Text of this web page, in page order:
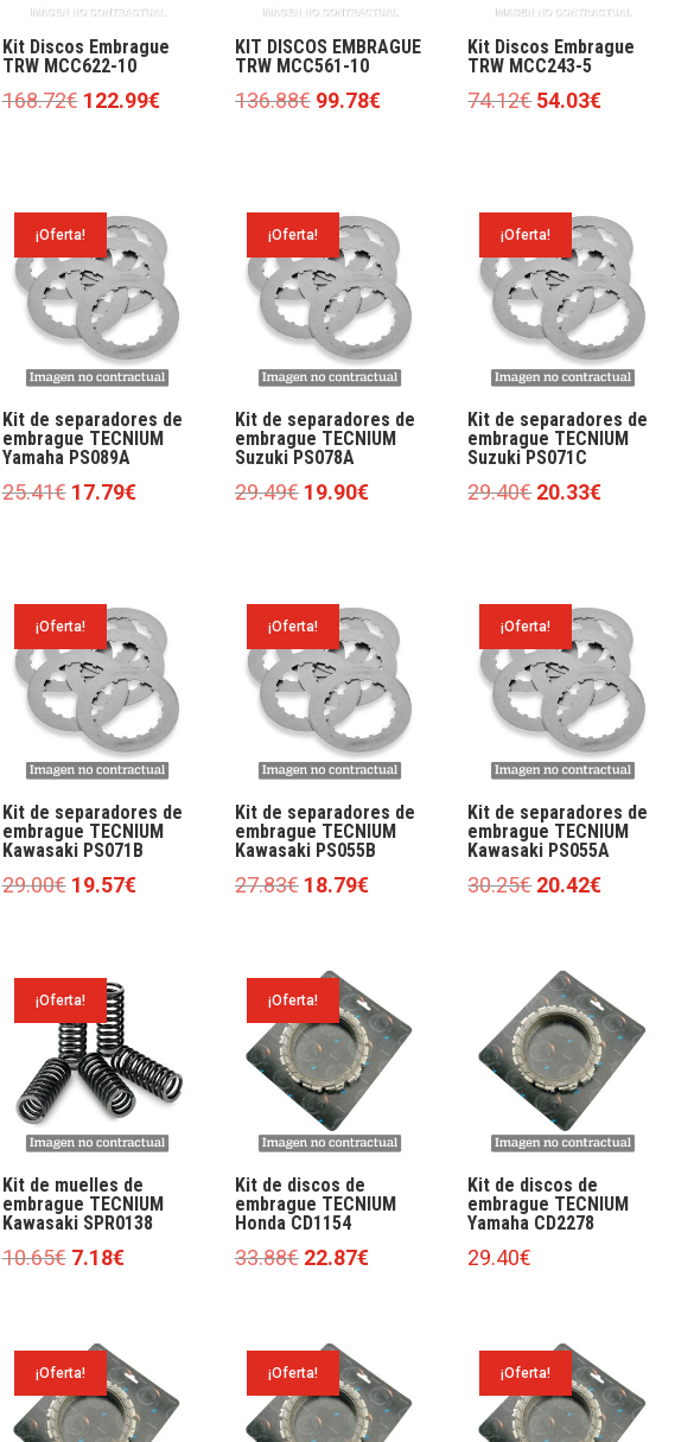
Kit Discos Embrague
TRW MCC622-10
168.72€ El
168.72€.
122.99€El
122.99€.
KIT DISCOS EMBRAGUE
TRW MCC561-10
136.88€ El
136.88€.
99.78€El
99.78€.
Kit Discos Embrague
TRW MCC243-5
74.12€ El
74.12€.
54.03€El
54.03€.
¡Oferta!
Kit de separadores de
embrague TECNIUM
Yamaha PS089A
25.41€ El
25.41€.
17.79€El
17.79€.
¡Oferta!
Kit de separadores de
embrague TECNIUM
Suzuki PS078A
29.49€ El
29.49€.
19.90€El
19.90€.
¡Oferta!
Kit de separadores de
embrague TECNIUM
Suzuki PS071C
29.40€ El
29.40€.
20.33€El
20.33€.
¡Oferta!
Kit de separadores de
embrague TECNIUM
Kawasaki PS071B
29.00€ El
era:
29.00€.
19.57€El
¡Oferta!
Kit de separadores de
embrague TECNIUM
Kawasaki PS055B
27.83€ El
era:
27.83€.
18.79€El
18.79€.
¡Oferta!
Kit de separadores de
embrague TECNIUM
Kawasaki PS055A
30.25€ El
era:
30.25€.
20.42€El
20.42€.
¡Oferta!
Kit de muelles de
embrague TECNIUM
Kawasaki SPR0138
10.65€ El
era:
10.65€.
7.18€El
7.18€.
¡Oferta!
Kit de discos de
embrague TECNIUM
Honda CD1154
33.88€ El
era:
33.88€.
22.87€El
22.87€.
Kit de discos de
embrague TECNIUM
Yamaha CD2278
29.40€
¡Oferta! ¡Oferta! ¡Oferta!